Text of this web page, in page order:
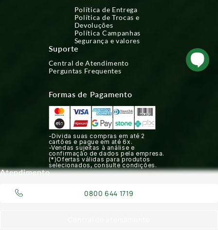
Política de Entrega
Política de Trocas e
Devoluções
Política Campanhas
Segurança e valores
Suporte
Central de Atendimento
Perguntas Frequentes
Formas de Pagamento
-Divida suas compras em até 2
cartões e pague em até 6x.
-Vendas sujeitas à análise e
confirmação de dados pela empresa.
(*)Ofertas válidas para produtos
selecionados, consulte condições.
Atendimento
0800 644 1719